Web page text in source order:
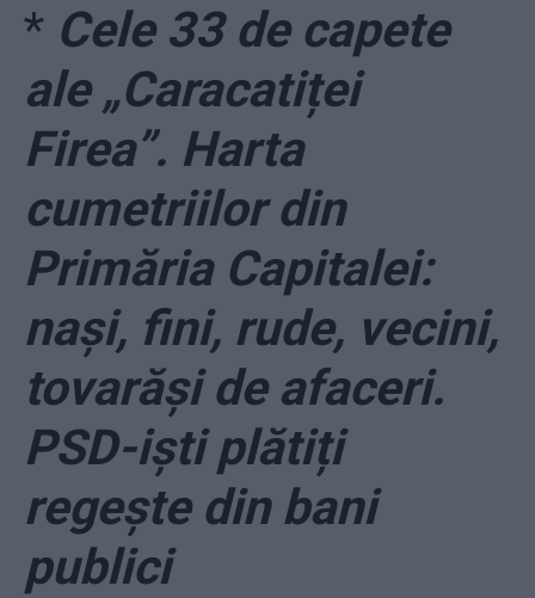
* Cele 33 de capete
ale „Caracatiței
Firea”. Harta
cumetriilor din
Primăria Capitalei:
nași, fini, rude, vecini,
tovarăși de afaceri.
PSD-iști plătiți
regește din bani
publici